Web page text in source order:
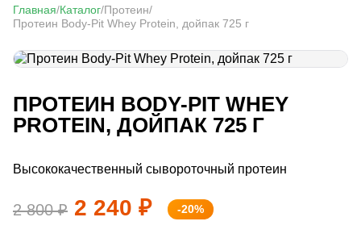
Главная/Каталог/Протеин/
Протеин Body-Pit Whey Protein, дойпак 725 г
ПРОТЕИН BODY-PIT WHEY
PROTEIN, ДОЙПАК 725 Г
Высококачественный сывороточный протеин
2 800 ₽ 2 240 ₽ -20%